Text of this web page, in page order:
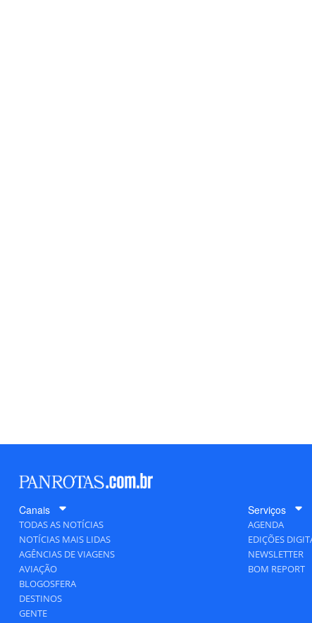
Canais
TODAS AS NOTÍCIAS
NOTÍCIAS MAIS LIDAS
AGÊNCIAS DE VIAGENS
AVIAÇÃO
BLOGOSFERA
DESTINOS
GENTE
Serviços
AGENDA
EDIÇÕES
NEWSLETTER
BOM REPORT